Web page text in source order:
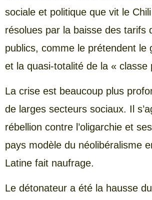
sociale et politique que vit le
résolues par la baisse des tarifs
publics, comme le prétendent le
et la quasi-totalité de la « classe
La crise est beaucoup plus
de larges secteurs sociaux. Il
rébellion contre l’oligarchie et
pays modèle du néolibéralisme
Latine fait naufrage.
Le détonateur a été la hausse